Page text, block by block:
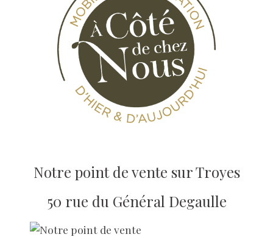
Notre point de vente sur Troyes
50 rue du Général Degaulle